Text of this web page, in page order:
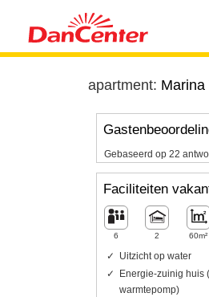
apartment: Marina
Gebaseerd op 22
Faciliteiten
6 2 60m²
Uitzicht op water
Energie-zuinig huis
warmtepomp)